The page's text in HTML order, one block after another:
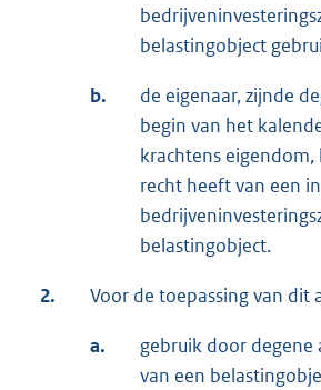
belastingobject
b.
de eigenaar, zijnde
begin van het
krachtens
recht heeft van een
belastingobject.
2. Voor de toepassing van dit
a.
gebruik door degene
van een